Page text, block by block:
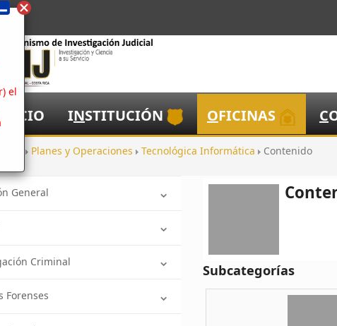
el
NICIO INSTITUCIÓN OFICINAS C
Planes y Operaciones Tecnológica Informática Contenido
General
Criminal
Forenses
Subcategorías